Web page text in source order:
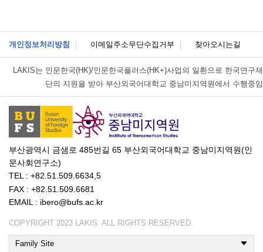
개인정보처리방침 이메일주소무단수집거부 찾아오시는길
LAKIS는 인문한국(HK)/인문한국플러스(HK+)사업의 일환으로 한국연구재
단의 지원을 받아 부산외국어대학교 중남미지역원에서 수행중임
부산광역시 금샘로 485번길 65 부산외국어대학교 중남미지역원(인
문사회연구소)
TEL : +82.51.509.6634,5
FAX : +82.51.509.6681
EMAIL : ibero@bufs.ac.kr
COPYRIGHT 2023 LAKIS. ALL RIGHTS RESERVED.
Family Site